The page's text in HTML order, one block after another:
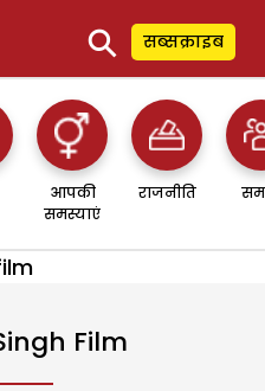
⚲ सब्सक्राइब
आपकी
समस्याएं
राजनीति
Film